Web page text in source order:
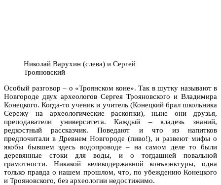
Николай Варухин (слева) и Сергей
Трояновский
Особый разговор – о «Троянском коне». Так в шутку называют в
Новгороде двух археологов Сергея Трояновского и Владимира
Конецкого. Когда-то ученик и учитель (Конецкий брал школьника
Сережу на археологические раскопки), ныне они друзья,
преподаватели университета. Каждый – кладезь знаний,
редкостный рассказчик. Поведают и что из напитков
предпочитали в Древнем Новгороде (пиво!), и развеют мифы о
якобы бывшем здесь водопроводе – на самом деле то были
деревянные стоки для воды, и о тогдашней повальной
грамотности. Никакой великодержавной конъюнктуры, одна
только правда о нашем прошлом, что, по убеждению Конецкого
и Трояновского, без археологии недостижимо.